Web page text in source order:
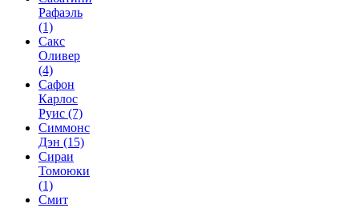
Рафаэль
(1)
Сакс
Оливер
(4)
Сафон
Карлос
Руис (7)
Симмонс
Дэн (15)
Сираи
Томоюки
(1)
Смит